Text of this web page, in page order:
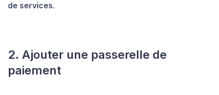
de services.
2. Ajouter une passerelle de
paiement